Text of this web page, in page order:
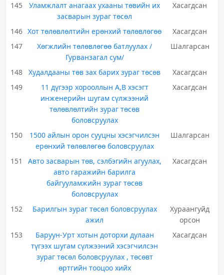
145
Уламжлалт анагаах ухааны төвийн их
засварын зураг төсөл
Хасагдсан
146 Хот төлөвлөлтийн ерөнхий төлөвлөгөө
Хасагдсан
147
Хөгжлийн төлөвлөгөө батлуулах /
Гурванзагал сум/
Шалгарсан
148 Худалдааны төв зах барих зураг төсөв
Хасагдсан
149
11 дүгээр хорооллын А,В хэсэгт
инженерийн шугам сүлжээний
төлөвлөлтийн зураг төсөв
боловсруулах
Хасагдсан
150
1500 айлын орон сууцны хэсэгчилсэн
ерөнхий төлөвлөгөө боловсруулах
Шалгарсан
151
Авто засварын төв, сэлбэгийн агуулах,
авто гаражийн барилга
байгууламжийн зураг төсөв
боловсруулах
Хасагдсан
152
Барилгын зураг төсөл боловсруулах
ажил
Хураангуйд
орсон
153
Баруун-Урт хотын доторхи дулаан
түгээх шугам сүлжээний хэсэгчилсэн
зураг төсөл боловсруулах , төсөвт
өртгийн тооцоо хийх
Хасагдсан